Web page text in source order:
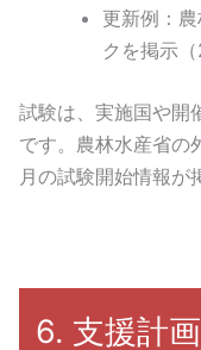
更新例：
クを掲示
試験は、実施国や開
です。農林水産省の
月の試験開始情報が
6. 支援計